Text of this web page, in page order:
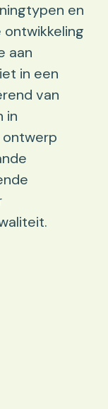
en
ontwikkeling
aan
in een
van
in
ontwerp